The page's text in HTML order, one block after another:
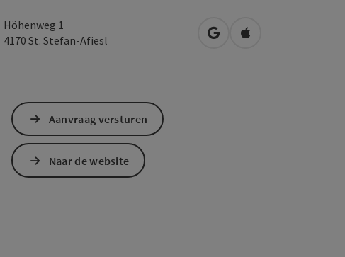
Höhenweg 1
4170 St. Stefan-Afiesl Openen in Google Maps
Openen in Apple
Aanvraag versturen
Naar de website